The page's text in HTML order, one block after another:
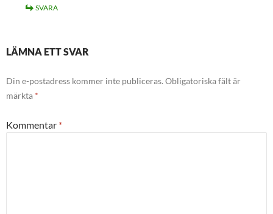
SVARA
LÄMNA ETT SVAR
Din e-postadress kommer inte publiceras. Obligatoriska fält är
märkta *
Kommentar *